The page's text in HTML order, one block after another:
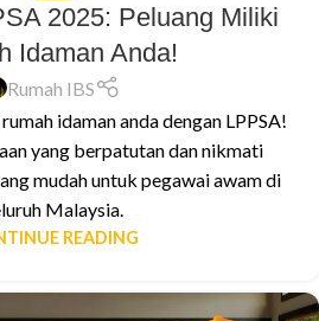
2025: Peluang Miliki
Idaman Anda!
Rumah IBS
idaman anda dengan LPPSA!
yang berpatutan dan nikmati
mudah untuk pegawai awam di
Malaysia.
READING